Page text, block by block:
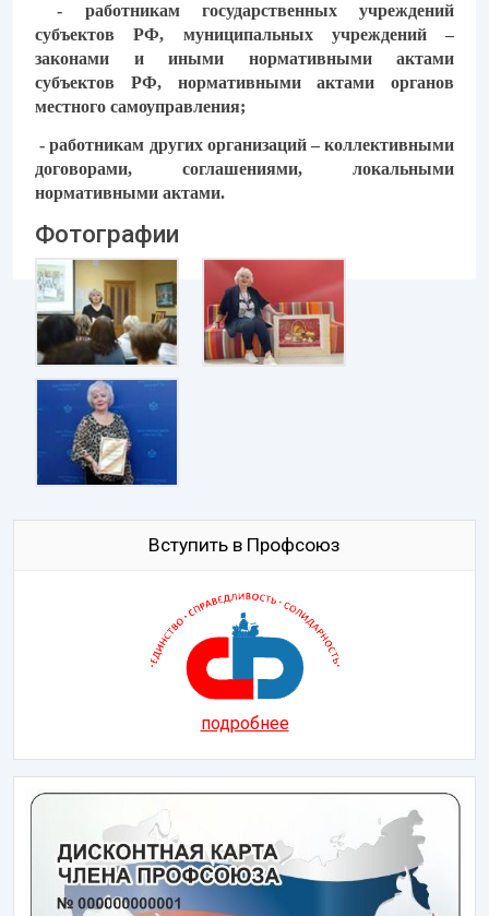
Вступить в Профсоюз
подробнее
- работникам государственных учреждений
субъектов РФ, муниципальных учреждений –
законами и иными нормативными актами
субъектов РФ, нормативными актами органов
местного самоуправления;
- работникам других организаций – коллективными
договорами, соглашениями, локальными
нормативными актами.
Фотографии